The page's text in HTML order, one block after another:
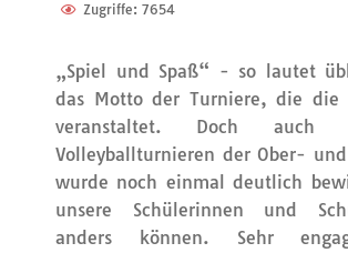
Zugriffe: 7654
„Spiel und Spaß“ - so lautet
das Motto der Turniere, die die
veranstaltet. Doch
Volleyballturnieren der Ober-
wurde noch einmal deutlich
unsere Schülerinnen und
anders können. Sehr